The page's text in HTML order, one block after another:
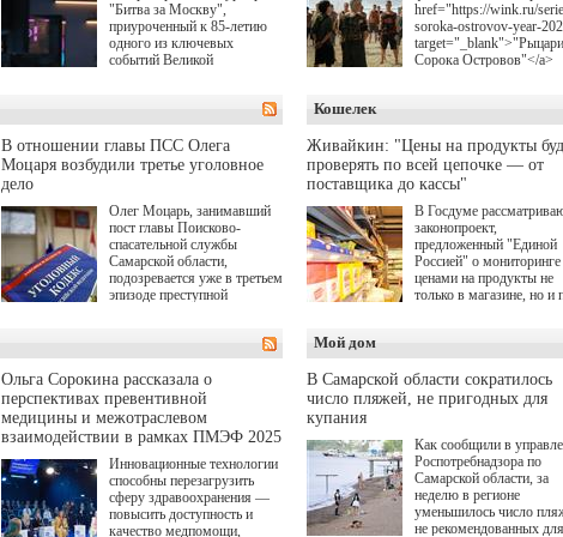
"Битва за Москву",
приуроченный к 85-летию
одного из ключевых
событий Великой
игре "Мир танков"
выступили "Ростелеком",
партия "Единая Россия",
игровая студия "Леста" и
href="https://wink.ru/
soroka-ostrovov-year-
target="_blank">"Рыцари
Сорока Островов"</a>
и НМГ) по мотивам
одноименного романа
Сергея Лукьяненко.
роли в проекте исполнили
Артем Кошман, Полина
Гухман, Вероника
Устимова, Олег
Святослав Рогожан,
Котрелёв, Никита
Кологривый, Елисей
Чучилин, Александра
Дмитрий Куличков и
Волкова в роли
Режиссер-постановщик
проекта — Егор
снова здравствуйте!").
В отношении главы ПСС Олега
Моцаря возбудили третье уголовное
дело
Олег Моцарь, занимавший
пост главы Поисково-
спасательной службы
Самарской области,
подозревается уже в третьем
эпизоде преступной
о превышении полномочий,
а сам он находится в СИЗО.
Кошелек
Живайкин: "Цены на продукты
проверять по всей цепочке — от
поставщика до кассы"
В Госдуме
законопроект,
предложенный "Единой
Россией" о мониторинге
ценами на продукты не
только в магазине, но и
подорожания было
где именно цена "поехала"
вверх и кто её разогнал.
Ольга Сорокина рассказала о
перспективах превентивной
медицины и межотраслевом
взаимодействии в рамках ПМЭФ 2025
Инновационные технологии
способны перезагрузить
сферу здравоохранения —
повысить доступность и
качество медпомощи,
Мой дом
В Самарской области сократилось
число пляжей, не пригодных для
купания
Как сообщили в
Роспотребнадзора по
Самарской области, за
неделю в регионе
уменьшилось число
не рекомендованных для